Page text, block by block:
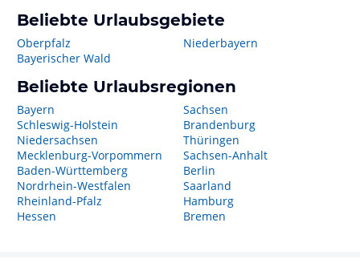
Beliebte Urlaubsgebiete
Oberpfalz
Bayerischer Wald
Niederbayern
Beliebte Urlaubsregionen
Bayern
Schleswig-Holstein
Niedersachsen
Mecklenburg-Vorpommern
Baden-Württemberg
Nordrhein-Westfalen
Rheinland-Pfalz
Hessen
Sachsen
Brandenburg
Thüringen
Sachsen-Anhalt
Berlin
Saarland
Hamburg
Bremen